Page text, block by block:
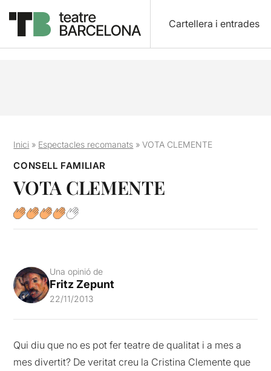
Cartellera i entrades
Inici » Espectacles recomanats »VOTA CLEMENTE
CONSELL FAMILIAR
VOTA CLEMENTE
Una opinió de
Fritz Zepunt
22/11/2013
Qui diu que no es pot fer teatre de qualitat i a mes a
mes divertit? De veritat creu la Cristina Clemente que